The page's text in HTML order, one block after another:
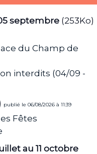
septembre (253Ko)
du Champ de
interdits (04/09 -
publié le 06/08/2026 à 11:39
Fêtes
au 11 octobre